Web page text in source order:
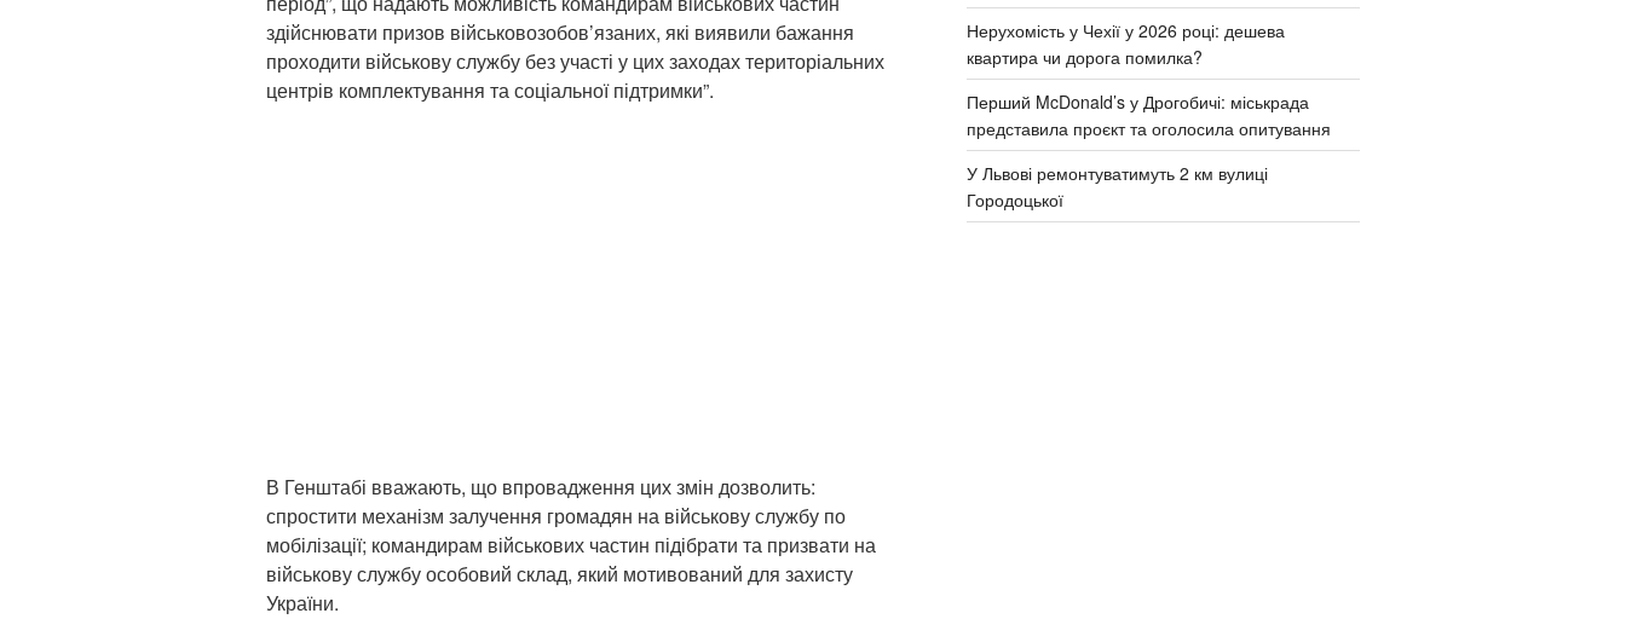
здійснювати призов військовозобов’язаних, які виявили бажання
проходити військову службу без участі у цих заходах територіальних
центрів комплектування та соціальної підтримки”.
В Генштабі вважають, що впровадження цих змін дозволить:
спростити механізм залучення громадян на військову службу по
мобілізації; командирам військових частин підібрати та призвати на
військову службу особовий склад, який мотивований для захисту
України.
Нерухомість у Чехії у 2026 році: дешева
квартира чи дорога помилка?
Перший McDonald’s у Дрогобичі: міськрада
представила проєкт та оголосила опитування
У Львові ремонтуватимуть 2 км вулиці
Городоцької